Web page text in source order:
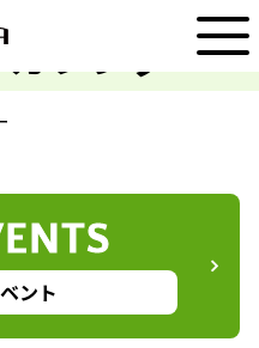
レンダー
ント